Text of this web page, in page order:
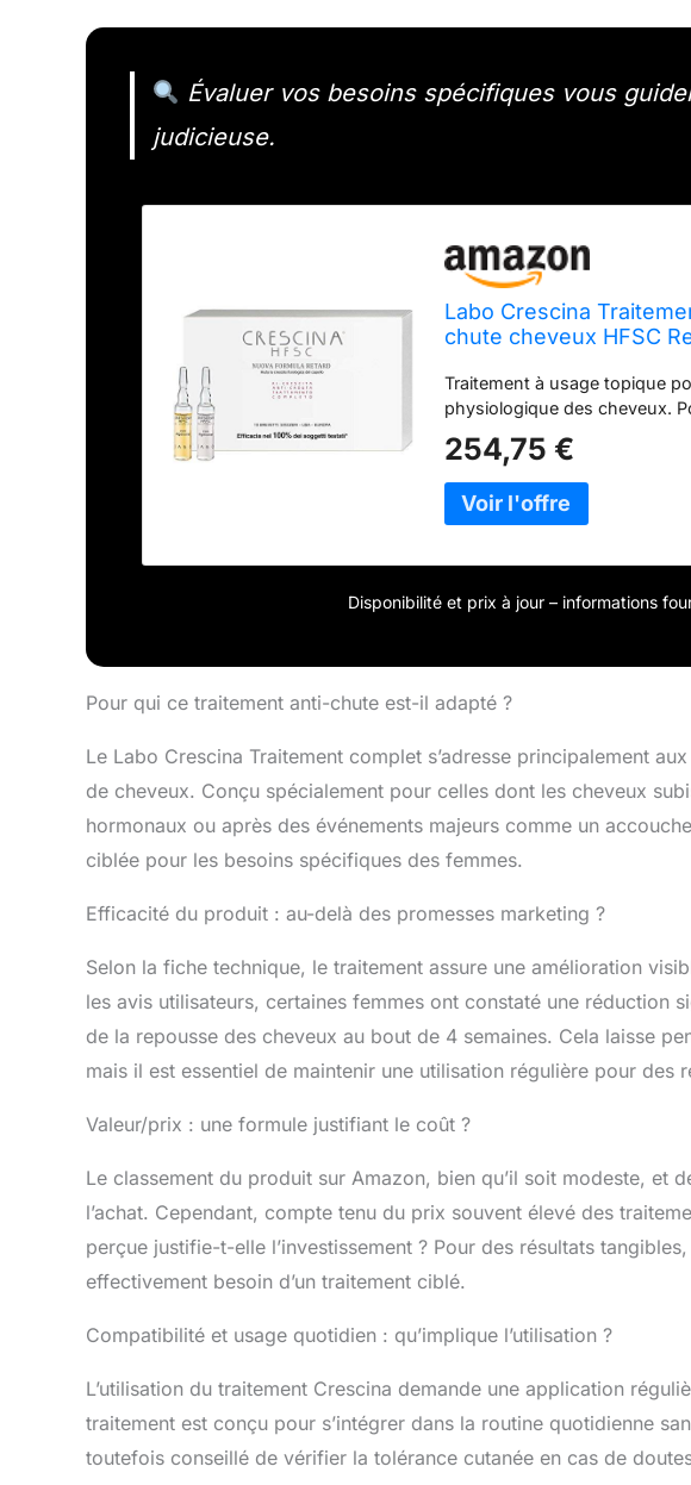
Évaluer vos besoins spécifiques vous
judicieuse.
Labo Crescina
chute cheveux HFSC
Traitement à usage topique
physiologique des cheveux.
254,75 €
Disponibilité et prix à jour – informations
Pour qui ce traitement anti-chute est-il adapté ?
Le Labo Crescina Traitement complet s’adresse principalement
de cheveux. Conçu spécialement pour celles dont les cheveux
hormonaux ou après des événements majeurs comme un
ciblée pour les besoins spécifiques des femmes.
Efficacité du produit : au-delà des promesses marketing ?
Selon la fiche technique, le traitement assure une amélioration
les avis utilisateurs, certaines femmes ont constaté une réduction
de la repousse des cheveux au bout de 4 semaines. Cela laisse
mais il est essentiel de maintenir une utilisation régulière pour des
Valeur/prix : une formule justifiant le coût ?
Le classement du produit sur Amazon, bien qu’il soit modeste, et
l’achat. Cependant, compte tenu du prix souvent élevé des
perçue justifie-t-elle l’investissement ? Pour des résultats
effectivement besoin d’un traitement ciblé.
Compatibilité et usage quotidien : qu’implique l’utilisation ?
L’utilisation du traitement Crescina demande une application
traitement est conçu pour s’intégrer dans la routine quotidienne
toutefois conseillé de vérifier la tolérance cutanée en cas de